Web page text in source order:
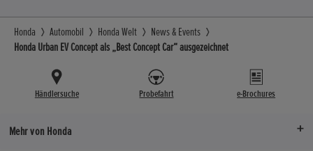
Honda Automobil Honda Welt
News & Events
Honda Urban EV Concept als „Best Concept Car“ ausgezeichnet
Händlersuche Probefahrt e-Brochures
Mehr von Honda